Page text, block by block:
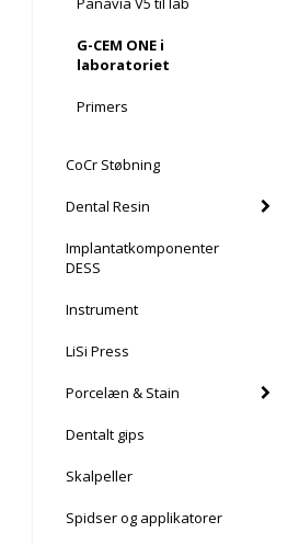
G-CEM ONE i
laboratoriet
Primers
CoCr Støbning
Dental Resin
Implantatkomponenter
DESS
Instrument
LiSi Press
Porcelæn & Stain
Dentalt gips
Skalpeller
Spidser og applikatorer